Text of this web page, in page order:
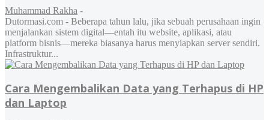
Muhammad Rakha -
Dutormasi.com - Beberapa tahun lalu, jika sebuah perusahaan ingin
menjalankan sistem digital—entah itu website, aplikasi, atau
platform bisnis—mereka biasanya harus menyiapkan server sendiri.
Infrastruktur...
Cara Mengembalikan Data yang Terhapus di HP
dan Laptop